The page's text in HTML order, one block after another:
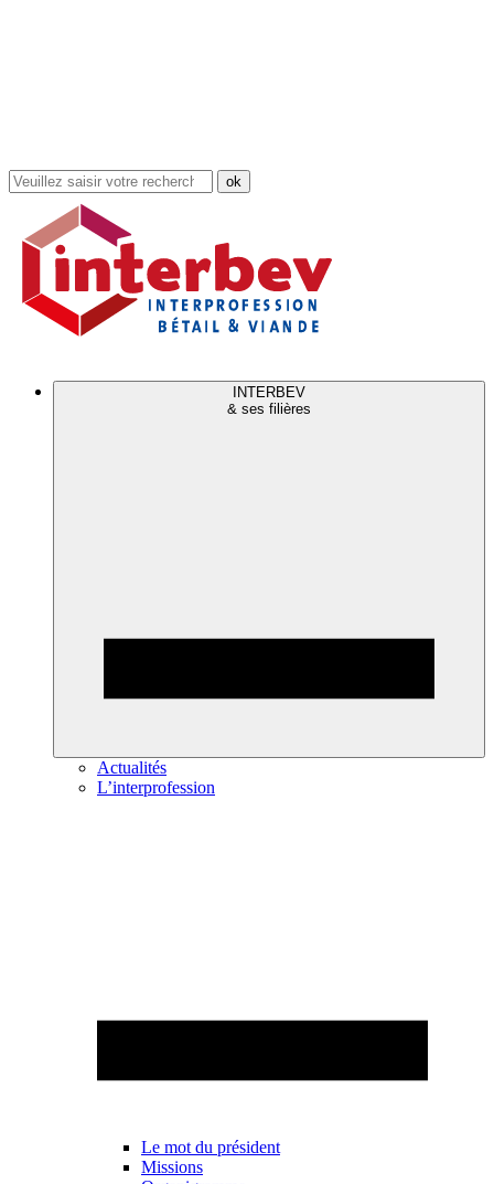
Rechercher
dans
site
INTERBEV
& ses filières
Actualités
L’interprofession
Le mot du président
Missions